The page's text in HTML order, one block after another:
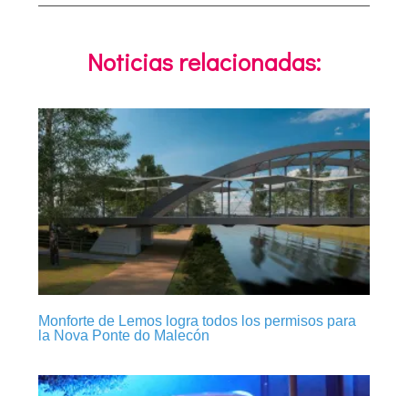
Noticias relacionadas:
Monforte de Lemos logra todos los permisos para
la Nova Ponte do Malecón